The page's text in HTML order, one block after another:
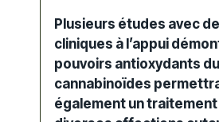
Plusieurs études avec
cliniques à l’appui
pouvoirs antioxydants
cannabinoïdes
également un